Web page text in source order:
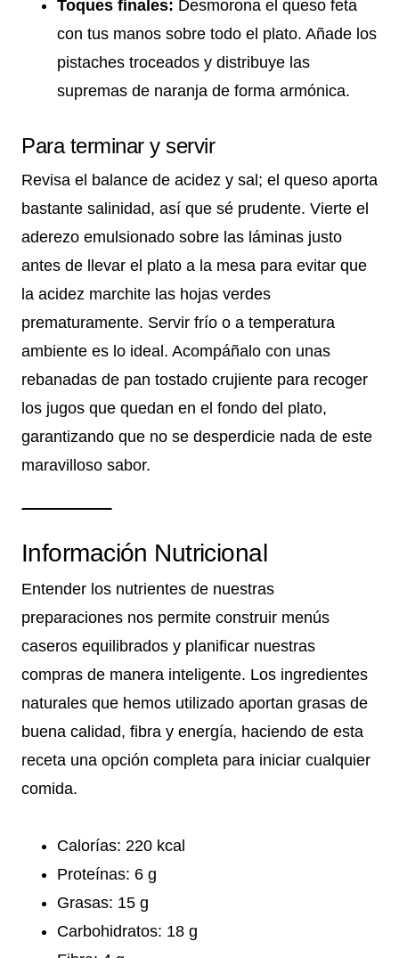
Toques finales: Desmorona el queso feta
con tus manos sobre todo el plato. Añade los
pistaches troceados y distribuye las
supremas de naranja de forma armónica.
Para terminar y servir
Revisa el balance de acidez y sal; el queso aporta
bastante salinidad, así que sé prudente. Vierte el
aderezo emulsionado sobre las láminas justo
antes de llevar el plato a la mesa para evitar que
la acidez marchite las hojas verdes
prematuramente. Servir frío o a temperatura
ambiente es lo ideal. Acompáñalo con unas
rebanadas de pan tostado crujiente para recoger
los jugos que quedan en el fondo del plato,
garantizando que no se desperdicie nada de este
maravilloso sabor.
Información Nutricional
Entender los nutrientes de nuestras
preparaciones nos permite construir menús
caseros equilibrados y planificar nuestras
compras de manera inteligente. Los ingredientes
naturales que hemos utilizado aportan grasas de
buena calidad, fibra y energía, haciendo de esta
receta una opción completa para iniciar cualquier
comida.
Calorías: 220 kcal
Proteínas: 6 g
Grasas: 15 g
Carbohidratos: 18 g